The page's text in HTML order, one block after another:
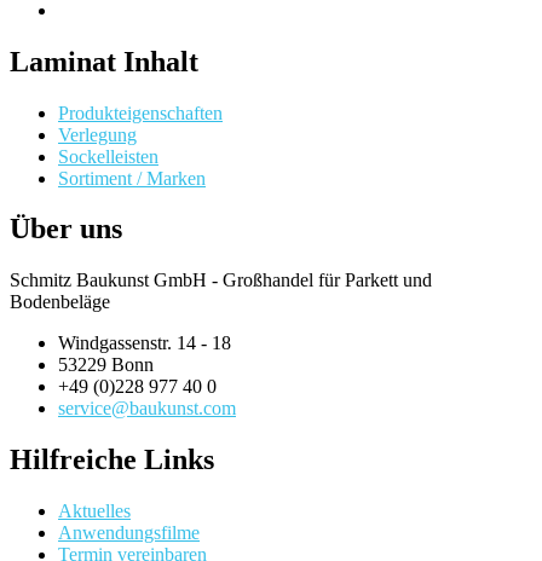
Laminat Inhalt
Produkteigenschaften
Verlegung
Sockelleisten
Sortiment / Marken
Über uns
Schmitz Baukunst GmbH - Großhandel für Parkett und
Bodenbeläge
Windgassenstr. 14 - 18
53229 Bonn
+49 (0)228 977 40 0
service@baukunst.com
Hilfreiche Links
Aktuelles
Anwendungsfilme
Termin vereinbaren